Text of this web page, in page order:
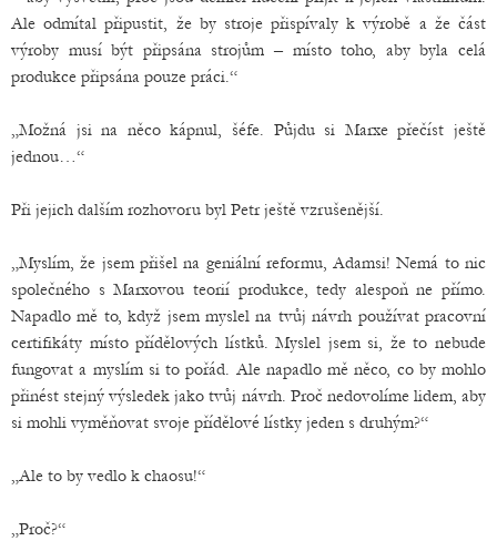
Ale odmítal připustit, že by stroje přispívaly k výrobě a že část
výroby musí být připsána strojům – místo toho, aby byla celá
produkce připsána pouze práci.“
„Možná jsi na něco kápnul, šéfe. Půjdu si Marxe přečíst ještě
jednou…“
Při jejich dalším rozhovoru byl Petr ještě vzrušenější.
„Myslím, že jsem přišel na geniální reformu, Adamsi! Nemá to nic
společného s Marxovou teorií produkce, tedy alespoň ne přímo.
Napadlo mě to, když jsem myslel na tvůj návrh používat pracovní
certifikáty místo přídělových lístků. Myslel jsem si, že to nebude
fungovat a myslím si to pořád. Ale napadlo mě něco, co by mohlo
přinést stejný výsledek jako tvůj návrh. Proč nedovolíme lidem, aby
si mohli vyměňovat svoje přídělové lístky jeden s druhým?“
„Ale to by vedlo k chaosu!“
„Proč?“